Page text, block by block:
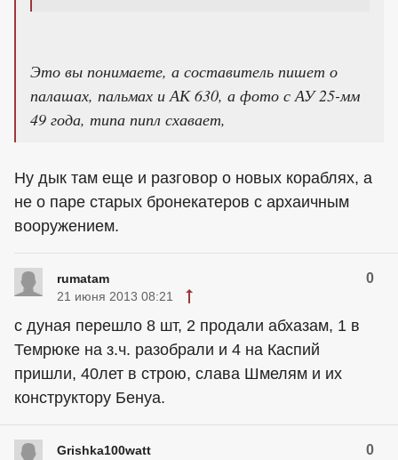
Это вы понимаете, а составитель пишет о
палашах, пальмах и АК 630, а фото с АУ 25-мм
49 года, типа пипл схавает,
Ну дык там еще и разговор о новых кораблях, а
не о паре старых бронекатеров с архаичным
вооружением.
rumatam 0
21 июня 2013 08:21
с дуная перешло 8 шт, 2 продали абхазам, 1 в
Темрюке на з.ч. разобрали и 4 на Каспий
пришли, 40лет в строю, слава Шмелям и их
конструктору Бенуа.
Grishka100watt 0